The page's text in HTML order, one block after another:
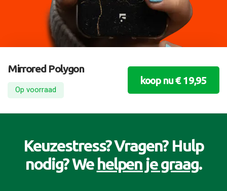
Mirrored Polygon
Op voorraad
koop nu € 19,95
Keuzestress? Vragen? Hulp
nodig? Wehelpen je graag.